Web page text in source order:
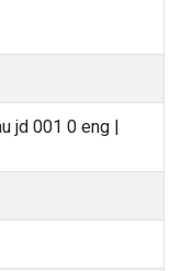
jd 001 0 eng |